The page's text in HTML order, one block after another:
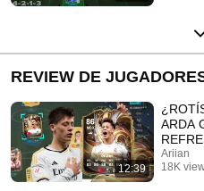
REVIEW DE
12:39
ARDA
Ariian
18K